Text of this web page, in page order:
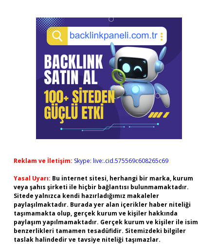
Reklam ve İletişim: Skype: live:.cid.575569c608265c69
Yasal Uyarı: Bu internet sitesi, herhangi bir marka, kurum
veya şahıs şirketi ile hiçbir bağlantısı bulunmamaktadır.
Sitede yalnızca kendi hazırladığımız makaleler
paylaşılmaktadır. Burada yer alan içerikler haber niteliği
taşımamakta olup, gerçek kurum ve kişiler hakkında
paylaşım yapılmamaktadır. Gerçek kurum ve kişiler ile isim
benzerlikleri tamamen tesadüfidir. Sitemizdeki bilgiler
taslak halindedir ve tavsiye niteliği taşımazlar.